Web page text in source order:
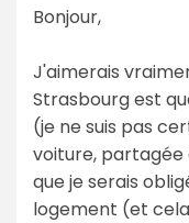
Bonjour,
J'aimerais
Strasbourg est
(je ne suis pas
voiture, partagée
que je serais
logement (et